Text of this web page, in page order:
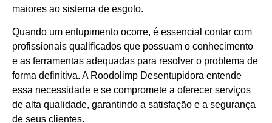
maiores ao sistema de esgoto.
Quando um entupimento ocorre, é essencial contar com
profissionais qualificados que possuam o conhecimento
e as ferramentas adequadas para resolver o problema de
forma definitiva. A Roodolimp Desentupidora entende
essa necessidade e se compromete a oferecer serviços
de alta qualidade, garantindo a satisfação e a segurança
de seus clientes.